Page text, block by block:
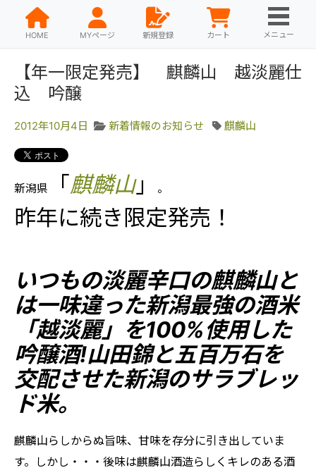
HOME MYページ 新規登録 カート メニュー
【年一限定発売】 麒麟山 越淡麗仕
込 吟醸
2012年10月4日 新着情報のお知らせ 麒麟山
新潟県 「麒麟山」 。
昨年に続き限定発売！
いつもの淡麗辛口の麒麟山と
は一味違った新潟最強の酒米
「越淡麗」を100%使用した
吟醸酒!山田錦と五百万石を
交配させた新潟のサラブレッ
ド米。
麒麟山らしからぬ旨味、甘味を存分に引き出していま
す。しかし・・・後味は麒麟山酒造らしくキレのある酒